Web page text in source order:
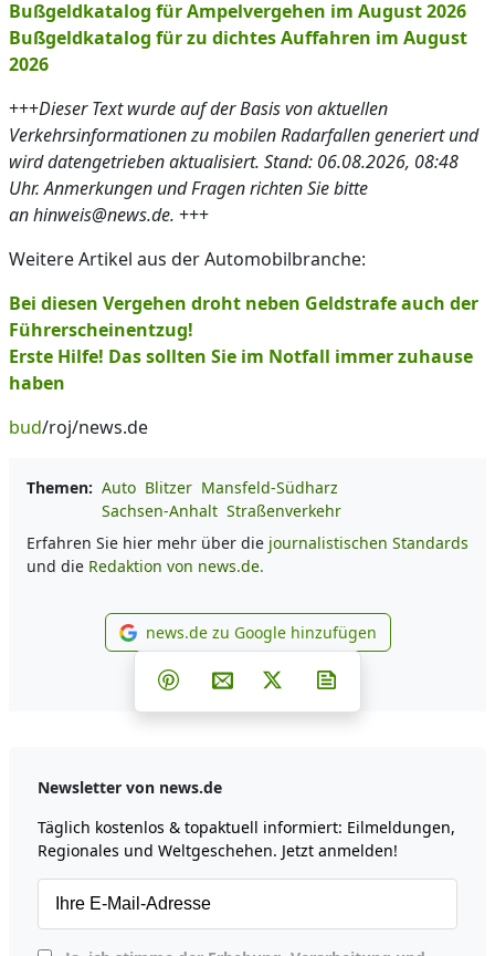
Bußgeldkatalog für Ampelvergehen im August 2026
Bußgeldkatalog für zu dichtes Auffahren im August
2026
+++Dieser Text wurde auf der Basis von aktuellen
Verkehrsinformationen zu mobilen Radarfallen generiert und
wird datengetrieben aktualisiert. Stand: 06.08.2026, 08:48
Uhr. Anmerkungen und Fragen richten Sie bitte
an hinweis@news.de. +++
Weitere Artikel aus der Automobilbranche:
Bei diesen Vergehen droht neben Geldstrafe auch der
Führerscheinentzug!
Erste Hilfe! Das sollten Sie im Notfall immer zuhause
haben
bud/roj/news.de
Themen: Auto Blitzer Mansfeld-Südharz
Sachsen-Anhalt Straßenverkehr
Erfahren Sie hier mehr über die journalistischen Standards
und die Redaktion von news.de.
news.de zu Google
news.de zu Google hinzufügen
Teilen auf Facebook
Teilen auf Whatsapp
Teilen auf Telegram
Teilen auf Pinterest
Per E-Mail teilen
Post auf X
Newsletter von news.de
Täglich kostenlos & topaktuell informiert: Eilmeldungen,
Regionales und Weltgeschehen. Jetzt anmelden!